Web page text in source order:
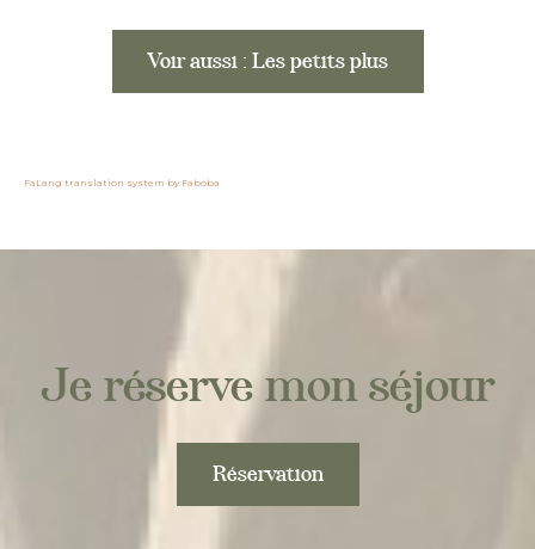
Voir aussi : Les petits plus
FaLang translation system by Faboba
Je réserve mon séjour
Réservation